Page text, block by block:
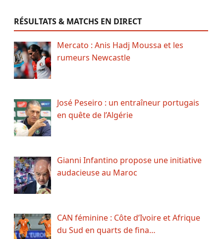
RÉSULTATS & MATCHS EN DIRECT
Mercato : Anis Hadj Moussa et les
rumeurs Newcastle
José Peseiro : un entraîneur portugais
en quête de l’Algérie
Gianni Infantino propose une initiative
audacieuse au Maroc
CAN féminine : Côte d’Ivoire et Afrique
du Sud en quarts de fina…